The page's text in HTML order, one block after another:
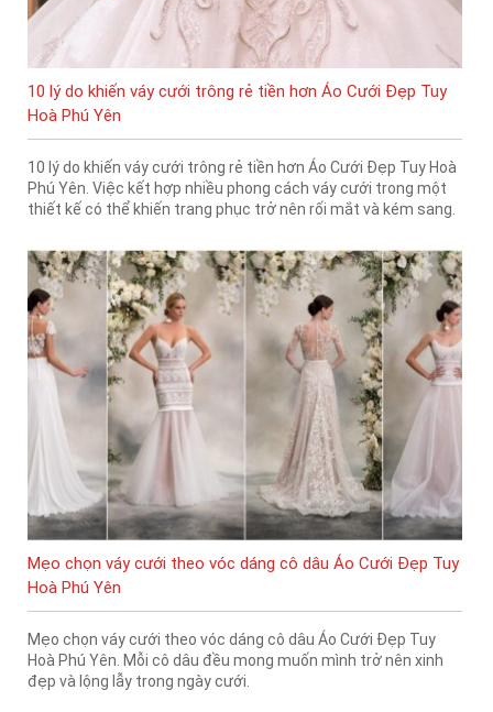
10 lý do khiến váy cưới trông rẻ tiền hơn Áo Cưới Đẹp Tuy
Hoà Phú Yên
10 lý do khiến váy cưới trông rẻ tiền hơn Áo Cưới Đẹp Tuy Hoà
Phú Yên. Việc kết hợp nhiều phong cách váy cưới trong một
thiết kế có thể khiến trang phục trở nên rối mắt và kém sang.
Mẹo chọn váy cưới theo vóc dáng cô dâu Áo Cưới Đẹp Tuy
Hoà Phú Yên
Mẹo chọn váy cưới theo vóc dáng cô dâu Áo Cưới Đẹp Tuy
Hoà Phú Yên. Mỗi cô dâu đều mong muốn mình trở nên xinh
đẹp và lộng lẫy trong ngày cưới.